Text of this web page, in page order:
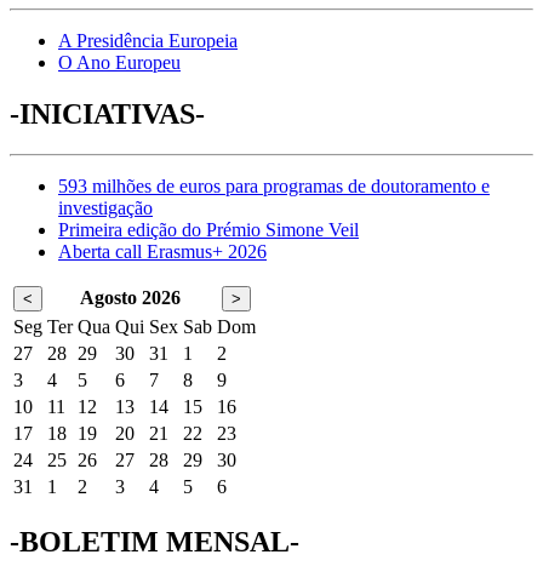
A Presidência Europeia
O Ano Europeu
-INICIATIVAS-
593 milhões de euros para programas de doutoramento e
investigação
Primeira edição do Prémio Simone Veil
Aberta call Erasmus+ 2026
< Agosto 2026 >
Seg Ter Qua Qui Sex Sab Dom
27
28 29 30 31 1
2
3
4 5 6 7 8
9
10
11 12 13 14 15
16
17
18 19 20 21 22
23
24
25 26 27 28 29
30
31
1 2 3 4 5 6
-BOLETIM MENSAL-